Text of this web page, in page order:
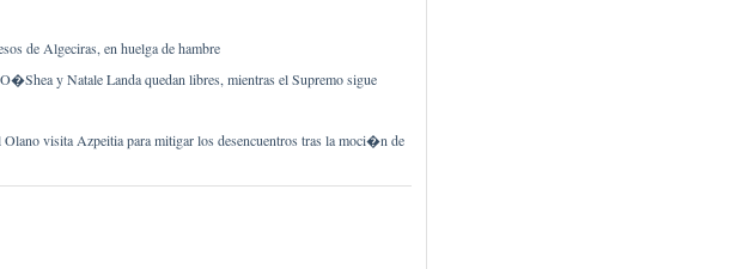
de Algeciras, en huelga de hambre
y Natale Landa quedan libres, mientras el Supremo sigue
visita Azpeitia para mitigar los desencuentros tras la moci�n de